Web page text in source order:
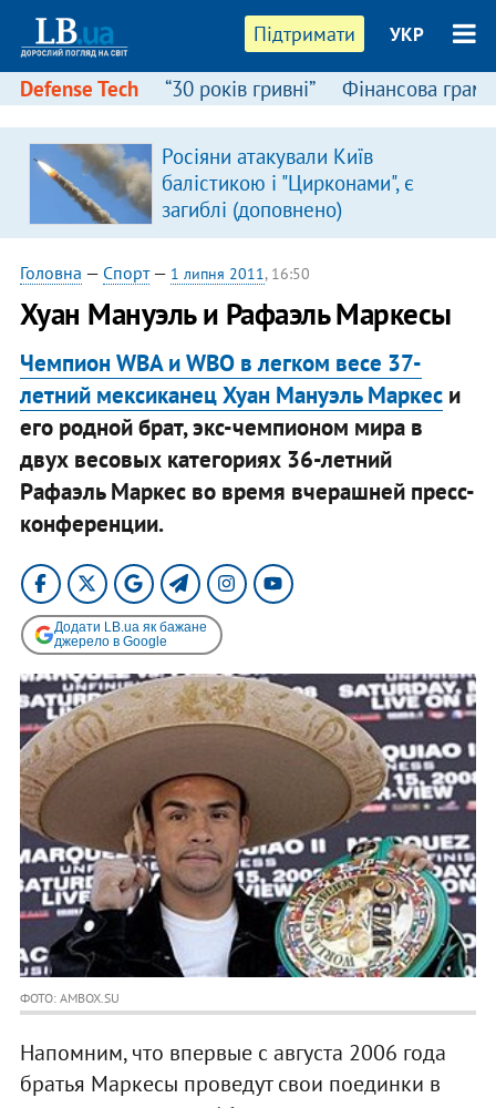
Підтримати УКР
Defense Tech “30 років гривні” Фінансова
Росіяни атакували Київ
балістикою і "Цирконами", є
загиблі (доповнено)
Головна — Спорт— 1 липня 2011, 16:50
Хуан Мануэль и Рафаэль Маркесы
Чемпион WBA и WBO в легком весе 37-
летний мексиканец Хуан Мануэль Маркеси
его родной брат, экс-чемпионом мира в
двух весовых категориях 36-летний
Рафаэль Маркес во время вчерашней пресс-
конференции.
Додати LB.ua як бажане
джерело в Google
ФОТО: AMBOX.SU
Напомним, что впервые с августа 2006 года
братья Маркесы проведут свои поединки в